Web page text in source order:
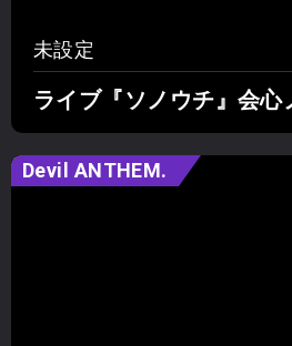
未設定
ライブ『ソノウチ』会心
Devil ANTHEM.